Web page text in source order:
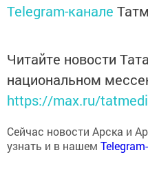
Telegram-канале
Читайте новости
национальном
https://max.ru/
Сейчас новости Арска и
узнать и в нашем